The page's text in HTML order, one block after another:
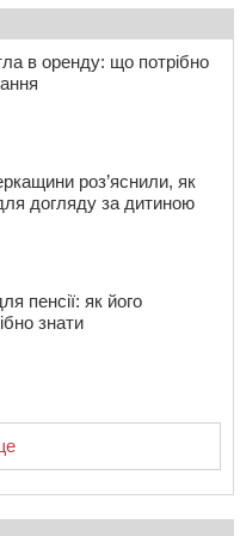
золоті: черкаські
України
в оренду: що потрібно
роз’яснили, як
догляду за дитиною
пенсії: як його
знати